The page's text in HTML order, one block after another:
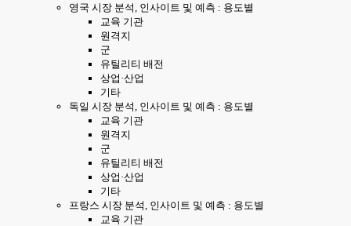
영국 시장 분석, 인사이트 및 예측 : 용도별
교육 기관
원격지
군
유틸리티 배전
상업·산업
기타
독일 시장 분석, 인사이트 및 예측 : 용도별
교육 기관
원격지
군
유틸리티 배전
상업·산업
기타
프랑스 시장 분석, 인사이트 및 예측 : 용도별
교육 기관